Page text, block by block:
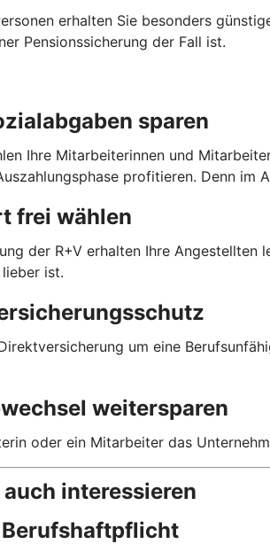
erhalten Sie besonders
Pensionssicherung der Fall ist.
sparen
Ihre Mitarbeiterinnen und
profitieren. Denn im
frei wählen
der R+V erhalten Ihre Angestellten
ist.
um eine
weitersparen
oder ein Mitarbeiter das
interessieren